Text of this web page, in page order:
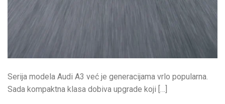
Serija modela Audi A3 već je generacijama vrlo popularna.
Sada kompaktna klasa dobiva upgrade koji […]